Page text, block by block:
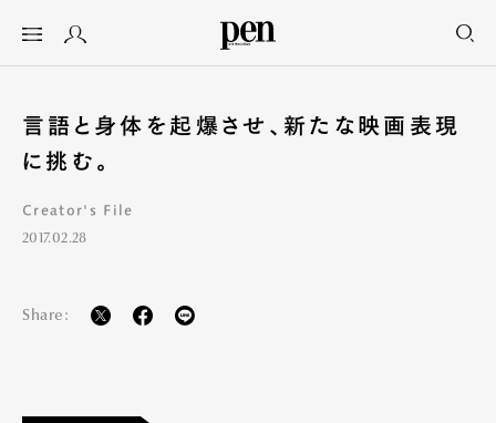
言語と身体を起爆させ、新たな映画表現
に挑む。
Creator's File
2017.02.28
Share: